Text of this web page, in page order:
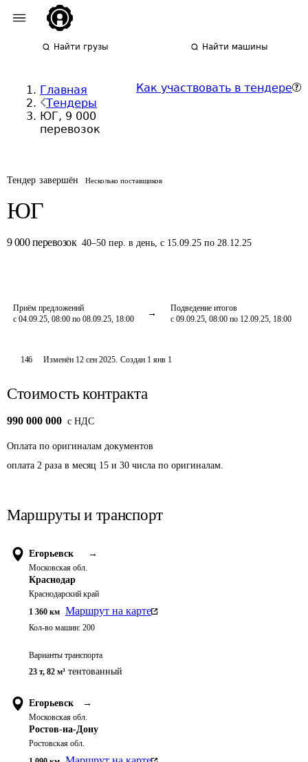
Найти грузы Найти машины
Главная
Тендеры
ЮГ, 9 000
перевозок
Как участвовать в тендере
Тендер завершён Несколько поставщиков
ЮГ
9 000 перевозок 40–50 пер. в день,с 15.09.25 по 28.12.25
Приём предложений
с 04.09.25, 08:00 по 08.09.25, 18:00
Подведение итогов
с 09.09.25, 08:00 по 12.09.25, 18:00
146 Изменён 12 сен 2025. Создан 1 янв 1
Стоимость контракта
990 000 000 c НДС
Оплата по оригиналам документов
оплата 2 раза в месяц 15 и 30 числа по оригиналам.
Маршруты и транспорт
Егорьевск →
Московская обл.
Краснодар
Краснодарский край
1 360 км Маршрут на карте
Кол-во машин: 200
Варианты транспорта
23 т, 82 м³ тентованный
Егорьевск →
Московская обл.
Ростов-на-Дону
Ростовская обл.